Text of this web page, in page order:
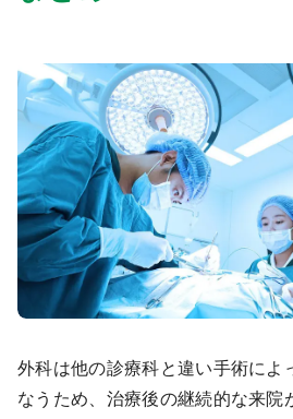
外科は他の診療科と違い手術によ
なうため、治療後の継続的な来院